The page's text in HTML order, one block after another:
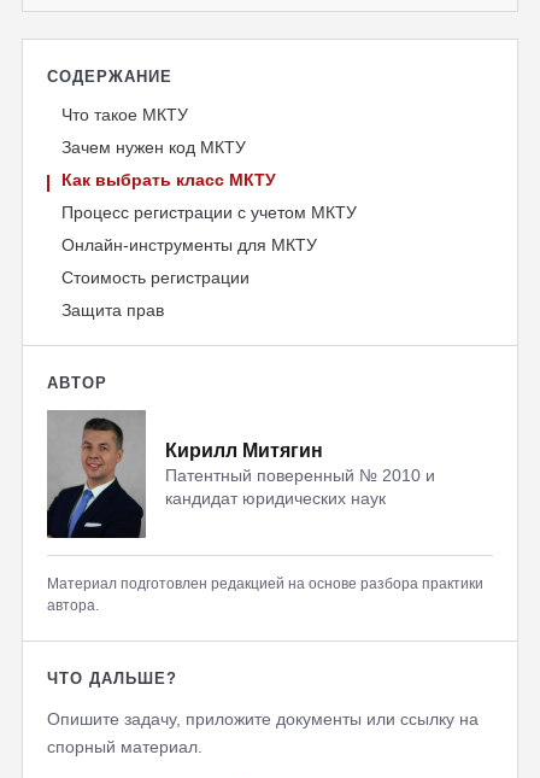
СОДЕРЖАНИЕ
Что такое МКТУ
Зачем нужен код МКТУ
Как выбрать класс МКТУ
Процесс регистрации с учетом МКТУ
Онлайн-инструменты для МКТУ
Стоимость регистрации
Защита прав
АВТОР
Кирилл Митягин
Патентный поверенный № 2010 и
кандидат юридических наук
Материал подготовлен редакцией на основе разбора практики
автора.
ЧТО ДАЛЬШЕ?
Опишите задачу, приложите документы или ссылку на
спорный материал.